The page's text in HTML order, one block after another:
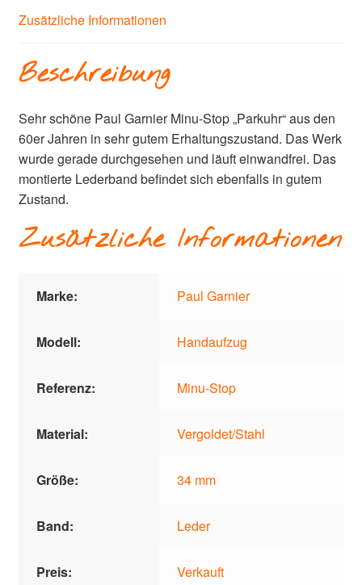
Zusätzliche Informationen
Beschreibung
Sehr schöne Paul Garnier Minu-Stop „Parkuhr“ aus den
60er Jahren in sehr gutem Erhaltungszustand. Das Werk
wurde gerade durchgesehen und läuft einwandfrei. Das
montierte Lederband befindet sich ebenfalls in gutem
Zustand.
Zusätzliche Informationen
Marke: Paul Garnier
Modell: Handaufzug
Referenz: Minu-Stop
Material: Vergoldet/Stahl
Größe: 34 mm
Band: Leder
Preis: Verkauft